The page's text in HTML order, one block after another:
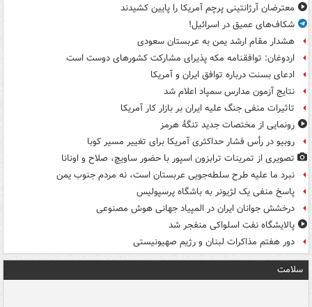
معترضان آرژانتینی پرچم آمریکا را پایین کشیدند
شکاف‌های عمیق در اسرائیل!
هشدار مقام ارشد یمن به عربستان سعودی
اردوغان: توافقنامه مکه پذیرای مشارکت کشورهای دوست است
ادعای بسنت درباره توافق ایران و آمریکا
نتایج آزمون مدارس سمپاد اعلام شد
تاثیرات منفی جنگ علیه ایران بر بازار کار آمریکا
رونمایی از مختصات جدید تنگۀ هرمز
روبیو در رأس فشار حداکثری آمریکا برای تغییر مسیر کوبا
تصویری از تمرینات ترابزون اسپور با حضور ساویچ، صلاح و اونانا
نبرد ما علیه طرح سلطه‌جویی عربستان است، نه مردم جنوب یمن
پاسخ منفی یک لژیونر به باشگاه پرسپولیس
درخشش جوانان ایران در المپیاد جهانی هوش مصنوعی
پالایشگاه نفت اسلواکی منفجر شد
دور هفتم مذاکرات لبنان و رژیم صهیونیستی
سلامت